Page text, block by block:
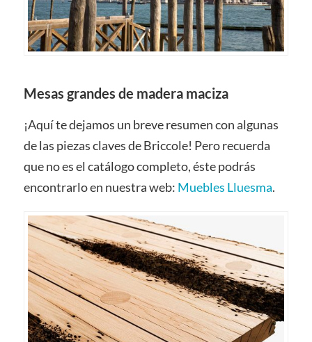
Mesas grandes de madera maciza
¡Aquí te dejamos un breve resumen con algunas
de las piezas claves de Briccole! Pero recuerda
que no es el catálogo completo, éste podrás
encontrarlo en nuestra web: Muebles Lluesma.